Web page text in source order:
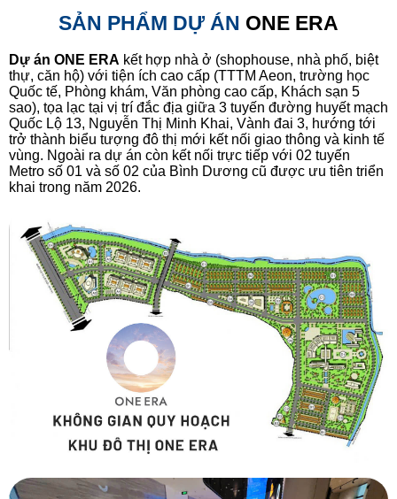
SẢN PHẨM DỰ ÁN ONE ERA
Dự án ONE ERA kết hợp nhà ở (shophouse, nhà phố, biệt
thự, căn hộ) với tiện ích cao cấp (TTTM Aeon, trường học
Quốc tế, Phòng khám, Văn phòng cao cấp, Khách sạn 5
sao), tọa lạc tại vị trí đắc địa giữa 3 tuyến đường huyết mạch
Quốc Lộ 13, Nguyễn Thị Minh Khai, Vành đai 3, hướng tới
trở thành biểu tượng đô thị mới kết nối giao thông và kinh tế
vùng. Ngoài ra dự án còn kết nối trực tiếp với 02 tuyến
Metro số 01 và số 02 của Bình Dương cũ được ưu tiên triển
khai trong năm 2026.